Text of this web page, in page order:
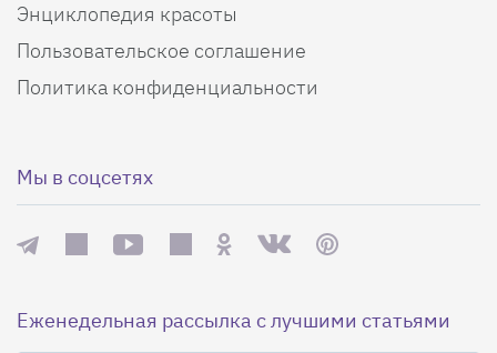
Энциклопедия красоты
Пользовательское соглашение
Политика конфиденциальности
Мы в соцсетях
Еженедельная рассылка с лучшими статьями